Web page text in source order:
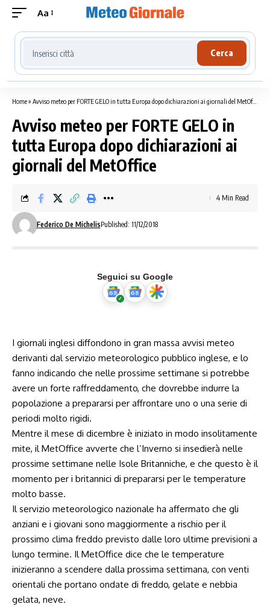
Aa
Cerca località meteo
Cerca
Home» Avviso meteo per FORTE GELO in tutta Europa dopo dichiarazioni ai giornali del MetOffice
Avviso meteo per FORTE GELO in
tutta Europa dopo dichiarazioni ai
giornali del MetOffice
Federico De MichelisPublished: 11/12/2018
4 Min Read
Seguici su Google
I giornali inglesi diffondono in gran massa avvisi meteo
derivanti dal servizio meteorologico pubblico inglese, e lo
fanno indicando che nelle prossime settimane si potrebbe
avere un forte raffreddamento, che dovrebbe indurre la
popolazione a prepararsi per affrontare uno o una serie di
periodi molto rigidi.
Mentre il mese di dicembre è iniziato in modo insolitamente
mite, il MetOffice avverte che l’Inverno si insedierà nelle
prossime settimane nelle Isole Britanniche, e che questo è il
momento per i britannici di prepararsi per le temperature
molto basse.
Il servizio meteorologico nazionale ha affermato che gli
anziani e i giovani sono maggiormente a rischio per il
prossimo clima freddo previsto dalle loro ultime previsioni a
lungo termine. Il MetOffice dice che le temperature
inizieranno a scendere dalla prossima settimana, con venti
orientali che portano ondate di freddo, gelate e nebbia
gelata, neve.